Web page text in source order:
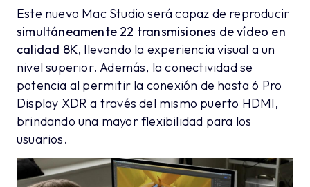
Este nuevo Mac Studio será capaz de reproducir
simultáneamente 22 transmisiones de vídeo en
calidad 8K, llevando la experiencia visual a un
nivel superior. Además, la conectividad se
potencia al permitir la conexión de hasta 6 Pro
Display XDR a través del mismo puerto HDMI,
brindando una mayor flexibilidad para los
usuarios.